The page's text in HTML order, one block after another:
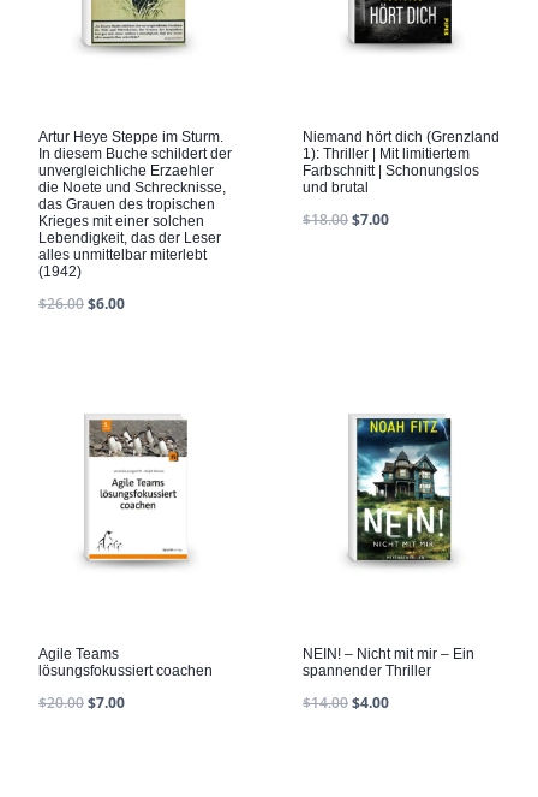
Artur Heye Steppe im Sturm.
In diesem Buche schildert der
unvergleichliche Erzaehler
die Noete und Schrecknisse,
das Grauen des tropischen
Krieges mit einer solchen
Lebendigkeit, das der Leser
alles unmittelbar miterlebt
(1942)
$26.00$6.00
Niemand hört dich (Grenzland
1): Thriller | Mit limitiertem
Farbschnitt | Schonungslos
und brutal
$18.00$7.00
Agile Teams
lösungsfokussiert coachen
$20.00$7.00
NEIN! – Nicht mit mir – Ein
spannender Thriller
$14.00$4.00